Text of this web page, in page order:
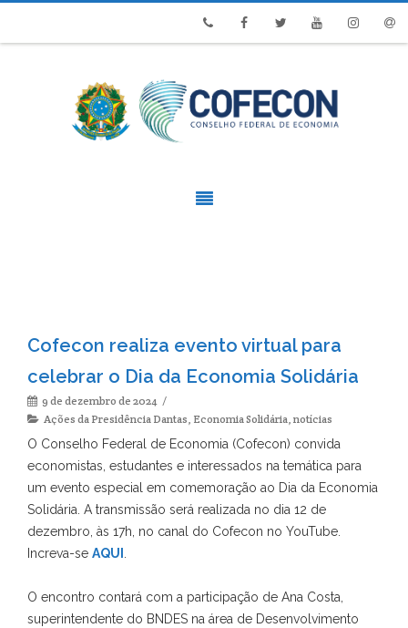
Cofecon realiza evento virtual para
celebrar o Dia da Economia Solidária
9 de dezembro de 2024
Ações da Presidência Dantas, Economia Solidária, notícias
O Conselho Federal de Economia (Cofecon) convida
economistas, estudantes e interessados na temática para
um evento especial em comemoração ao Dia da Economia
Solidária. A transmissão será realizada no dia 12 de
dezembro, às 17h, no canal do Cofecon no YouTube.
Increva-se AQUI
O encontro contará com a participação de Ana Costa,
superintendente do BNDES na área de Desenvolvimento